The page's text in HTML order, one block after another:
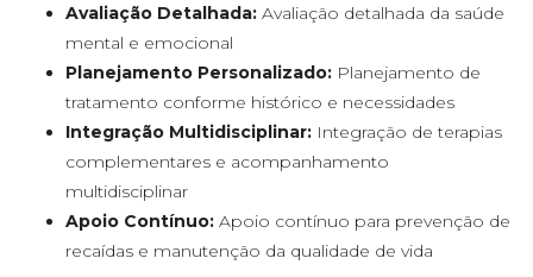
Avaliação Detalhada: Avaliação detalhada da saúde
mental e emocional
Planejamento Personalizado: Planejamento de
tratamento conforme histórico e necessidades
Integração Multidisciplinar: Integração de terapias
complementares e acompanhamento
multidisciplinar
Apoio Contínuo: Apoio contínuo para prevenção de
recaídas e manutenção da qualidade de vida